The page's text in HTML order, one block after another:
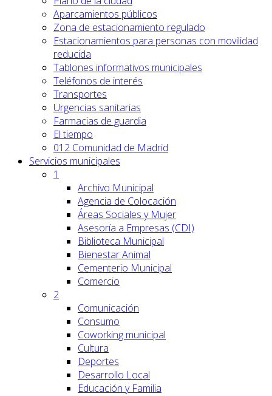
Aparcamientos públicos
Zona de estacionamiento regulado
Estacionamientos para personas con movilidad
reducida
Tablones informativos municipales
Teléfonos de interés
Transportes
Urgencias sanitarias
Farmacias de guardia
El tiempo
012 Comunidad de Madrid
Servicios municipales
1
Archivo Municipal
Agencia de Colocación
Áreas Sociales y Mujer
Asesoría a Empresas (CDI)
Biblioteca Municipal
Bienestar Animal
Cementerio Municipal
Comercio
2
Comunicación
Consumo
Coworking municipal
Cultura
Deportes
Desarrollo Local
Educación y Familia